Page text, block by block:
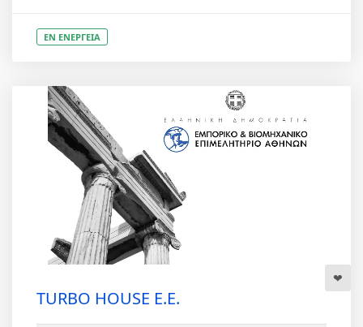
ΕΝ ΕΝΕΡΓΕΙΑ
TURBO HOUSE Ε.Ε.